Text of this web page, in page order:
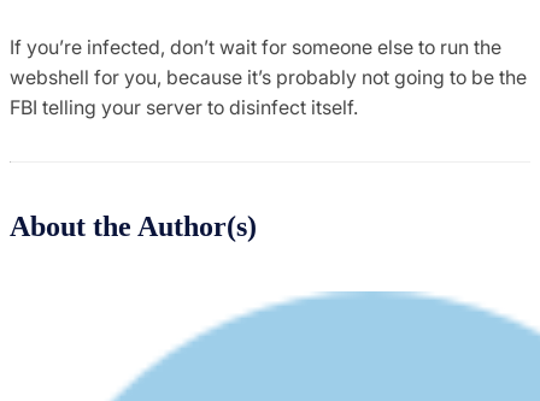
If you’re infected, don’t wait for someone else to run the
webshell for you, because it’s probably not going to be the
FBI telling your server to disinfect itself.
About the Author(s)